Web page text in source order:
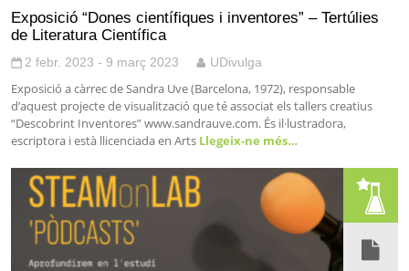
Exposició “Dones científiques i inventores” – Tertúlies
de Literatura Científica
2 febr. 2023 - 9 març 2023 UDivulga
Exposició a càrrec de Sandra Uve (Barcelona, 1972), responsable
d’aquest projecte de visualització que té associat els tallers creatius
“Descobrint Inventores” www.sandrauve.com. És il·lustradora,
escriptora i està llicenciada en Arts Llegeix-ne més…